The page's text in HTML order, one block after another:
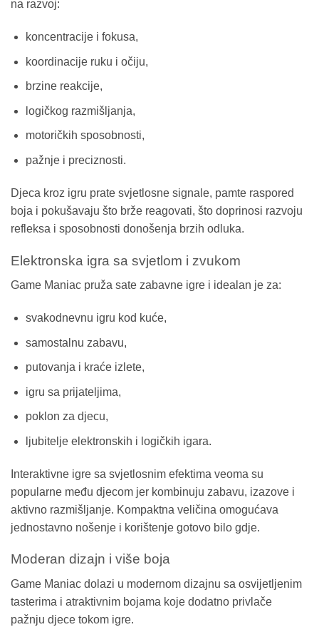
na razvoj:
koncentracije i fokusa,
koordinacije ruku i očiju,
brzine reakcije,
logičkog razmišljanja,
motoričkih sposobnosti,
pažnje i preciznosti.
Djeca kroz igru prate svjetlosne signale, pamte raspored
boja i pokušavaju što brže reagovati, što doprinosi razvoju
refleksa i sposobnosti donošenja brzih odluka.
Elektronska igra sa svjetlom i zvukom
Game Maniac pruža sate zabavne igre i idealan je za:
svakodnevnu igru kod kuće,
samostalnu zabavu,
putovanja i kraće izlete,
igru sa prijateljima,
poklon za djecu,
ljubitelje elektronskih i logičkih igara.
Interaktivne igre sa svjetlosnim efektima veoma su
popularne među djecom jer kombinuju zabavu, izazove i
aktivno razmišljanje. Kompaktna veličina omogućava
jednostavno nošenje i korištenje gotovo bilo gdje.
Moderan dizajn i više boja
Game Maniac dolazi u modernom dizajnu sa osvijetljenim
tasterima i atraktivnim bojama koje dodatno privlače
pažnju djece tokom igre.